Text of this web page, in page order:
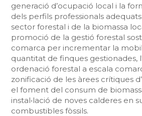
generació d’ocupació local i la
dels perfils professionals
sector forestal i de la biomassa
promoció de la gestió forestal
comarca per incrementar la
quantitat de finques gestionades,
ordenació forestal a escala
zonificació de les àrees crítiques
el foment del consum de
instal•lació de noves calderes en
combustibles fòssils.